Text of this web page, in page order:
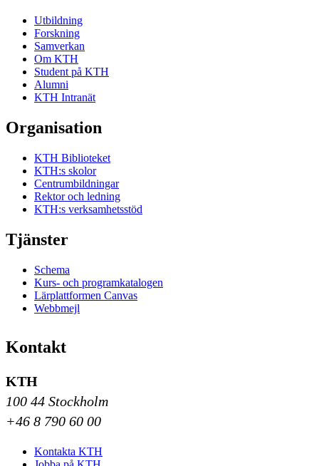
Utbildning
Forskning
Samverkan
Om KTH
Student på KTH
Alumni
KTH Intranät
Organisation
KTH Biblioteket
KTH:s skolor
Centrumbildningar
Rektor och ledning
KTH:s verksamhetsstöd
Tjänster
Schema
Kurs- och programkatalogen
Lärplattformen Canvas
Webbmejl
Kontakt
KTH
100 44 Stockholm
+46 8 790 60 00
Kontakta KTH